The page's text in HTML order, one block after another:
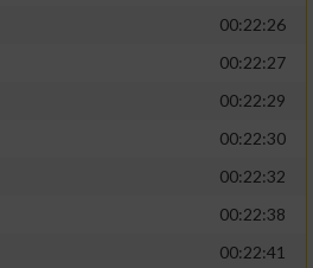
00:22:26
00:22:27
00:22:29
00:22:30
00:22:32
00:22:38
00:22:41